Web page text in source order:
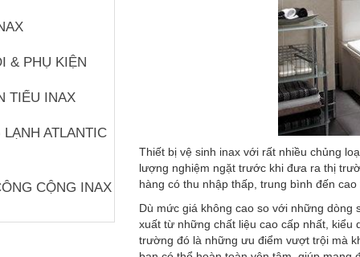
& PHỤ KIỆN
TIỂU INAX
ATLANTIC
CỘNG INAX
Thiết bị vệ sinh inax với rất nhiều chủng
lượng nghiệm ngặt trước khi đưa ra thị
hàng có thu nhập thấp, trung bình đến
Dù mức giá không cao so với những
xuất từ những chất liệu cao cấp nhất, kiểu
trường đó là những ưu điểm vượt trội mà